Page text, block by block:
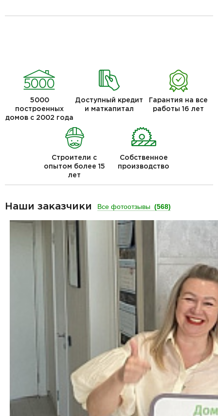
5000
построенных
домов с 2002 года
Доступный кредит
и маткапитал
Гарантия на все
работы 16 лет
Строители с
опытом более 15
лет
Собственное
производство
Наши заказчики Все фотоотзывы (568)